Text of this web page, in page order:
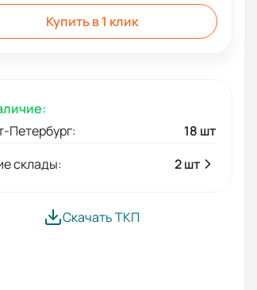
Купить в 1 клик
Петербург:
18 шт
склады:
2 шт
Скачать ТКП